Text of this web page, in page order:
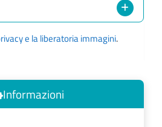
e la liberatoria immagini.
Informazioni